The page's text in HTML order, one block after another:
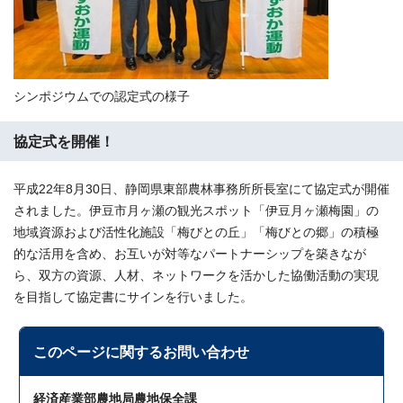
シンポジウムでの認定式の様子
協定式を開催！
平成22年8月30日、静岡県東部農林事務所所長室にて協定式が開催
されました。伊豆市月ヶ瀬の観光スポット「伊豆月ヶ瀬梅園」の
地域資源および活性化施設「梅びとの丘」「梅びとの郷」の積極
的な活用を含め、お互いが対等なパートナーシップを築きなが
ら、双方の資源、人材、ネットワークを活かした協働活動の実現
を目指して協定書にサインを行いました。
このページに関するお問い合わせ
経済産業部農地局農地保全課